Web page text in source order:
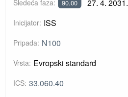
Sledeća faza: 90.00 27. 4. 2031.
Inicijator: ISS
Pripada: N100
Vrsta: Evropski standard
ICS: 33.060.40